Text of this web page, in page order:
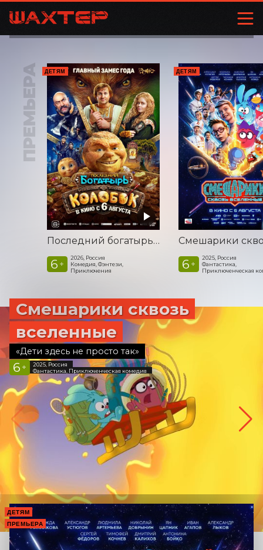
ПРЕМЬЕРА ДЕТЯМ
Последний богатырь. Колобок
6 +
2026, Россия
Комедия, Фэнтези,
Приключения
ДЕТЯМ
6 +
2025, Россия
Фантастика,
Приключенческая
Смешарики сквозь
вселенные
«Дети здесь не просто так»
6 +
2025, Россия
Фантастика, Приключенческая комедия
ДЕТЯМ
ПРЕМЬЕРА